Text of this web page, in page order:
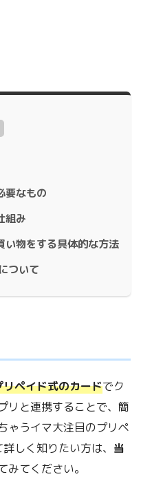
要なもの
組み
物をする具体的な方法
ついて
ペイド式のカードでク
リと連携することで、簡
ゃうイマ大注目のプリペ
しく知りたい方は、 当
みてください。